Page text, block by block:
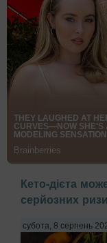
Кето-дієта
серйозних
субота, 8 серпень